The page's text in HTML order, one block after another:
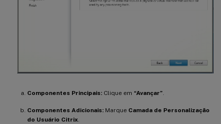
Componentes Principais: Clique em “Avançar”.
Componentes Adicionais: Marque Camada de Personalização
do Usuário Citrix.